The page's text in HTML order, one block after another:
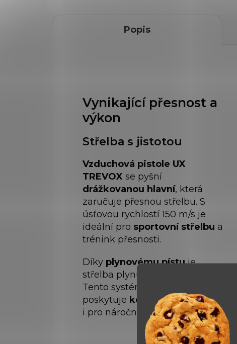
Popis
Vynikající přesnost a
výkon
Střelba s jistotou
Vzduchová pistole UX
TREVOX se pyšní
drážkovanou hlavní, která
zaručuje přesnou střelbu. S
úsťovou rychlostí 150 m/s je
ideální pro sportovní střelbu a
trénink přesnosti.
Díky plynovému pístuje
střelba plynulá a spolehlivá.
Tento systém snižuje vibrace a
poskytuje konzistentní výkon
i pro náročné uživatele.